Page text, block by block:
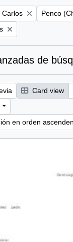
Carlos Remove
Penco
de
Card view
en orden